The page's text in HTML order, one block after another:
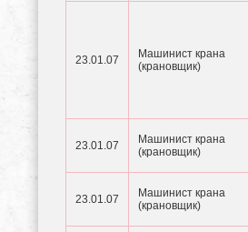
23.01.07
Машинист крана
(крановщик)
23.01.07
Машинист крана
(крановщик)
23.01.07
Машинист крана
(крановщик)